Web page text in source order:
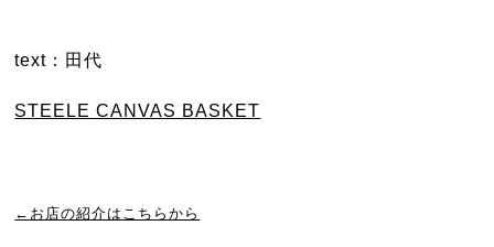
text：田代
STEELE CANVAS BASKET
←お店の紹介はこちらから